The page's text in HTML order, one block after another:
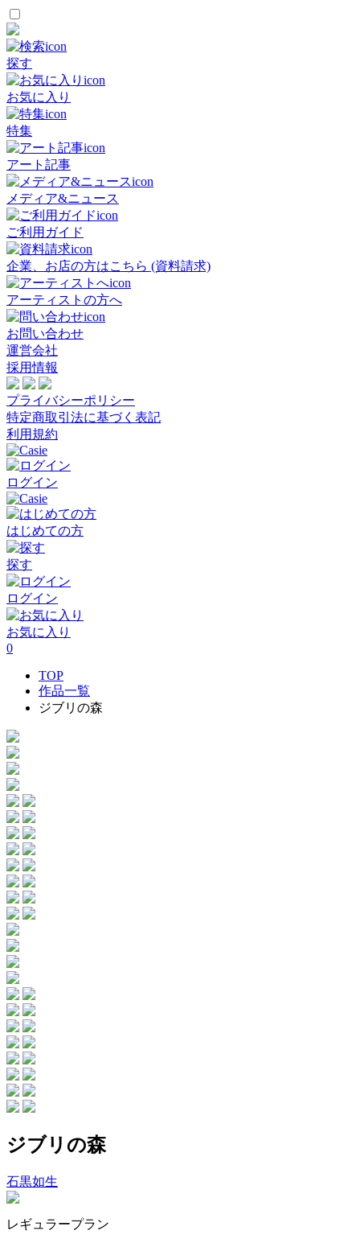
探す
お気に入り
特集
アート記事
メディア&ニュース
ご利用ガイド
企業、お店の方はこちら (資料請求)
アーティストの方へ
お問い合わせ
運営会社
採用情報
プライバシーポリシー
特定商取引法に基づく表記
利用規約
ログイン
はじめての方
探す
ログイン
お気に入り
0
TOP
作品一覧
ジブリの森
ジブリの森
石黒如生
レギュラープラン